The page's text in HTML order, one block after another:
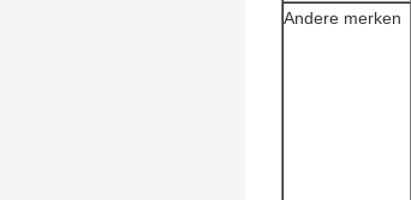
Andere merken